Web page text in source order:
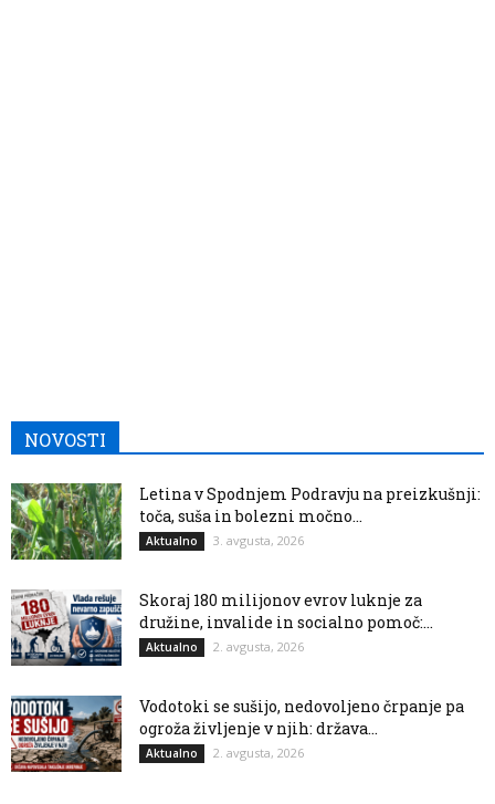
NOVOSTI
Letina v Spodnjem Podravju na preizkušnji:
toča, suša in bolezni močno...
Aktualno 3. avgusta, 2026
Skoraj 180 milijonov evrov luknje za
družine, invalide in socialno pomoč:...
Aktualno 2. avgusta, 2026
Vodotoki se sušijo, nedovoljeno črpanje pa
ogroža življenje v njih: država...
Aktualno 2. avgusta, 2026